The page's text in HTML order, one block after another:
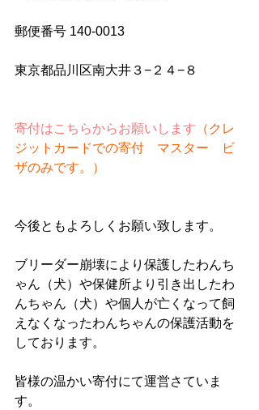
郵便番号 140-0013
東京都品川区南大井３−２４−８
寄付はこちらからお願いします （クレ
ジットカードでの寄付　マスター　ビ
ザのみです。）
今後ともよろしくお願い致します。
ブリーダー崩壊により保護したわんち
ゃん（犬）や保健所より引き出したわ
んちゃん（犬）や個人が亡くなって飼
えなくなったわんちゃんの保護活動を
しております。
皆様の温かい寄付にて運営さていま
す。